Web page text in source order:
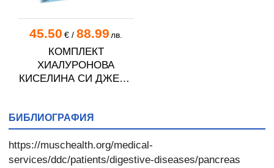
45.50 €/ 88.99 лв.
КОМПЛЕКТ
ХИАЛУРОНОВА
КИСЕЛИНА СИ ДЖЕЛИ
БИБЛИОГРАФИЯ
https://muschealth.org/medical-
services/ddc/patients/digestive-diseases/pancreas